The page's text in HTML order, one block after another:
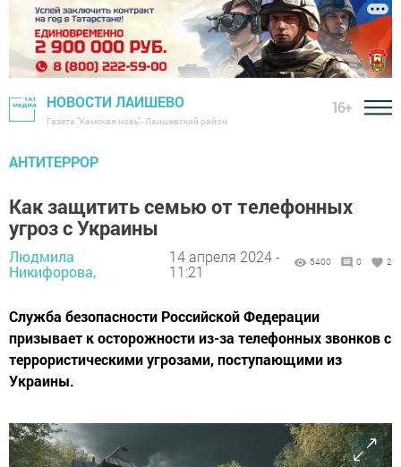
НОВОСТИ ЛАИШЕВО
Газета "Камская новь"- Лаишевский район
16+
АНТИТЕРРОР
Как защитить семью от телефонных
угроз с Украины
Людмила
Никифорова,
14 апреля 2024 -
11:21
5400 0 2
Служба безопасности Российской Федерации
призывает к осторожности из-за телефонных звонков с
террористическими угрозами, поступающими из
Украины.